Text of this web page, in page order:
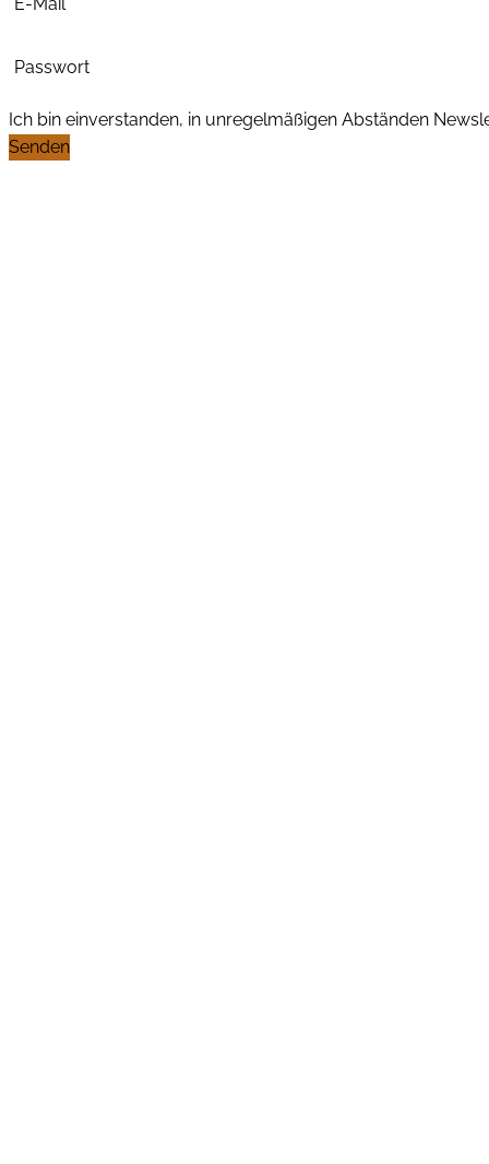
Passwort
Ich bin einverstanden, in unregelmäßigen Abständen
Senden